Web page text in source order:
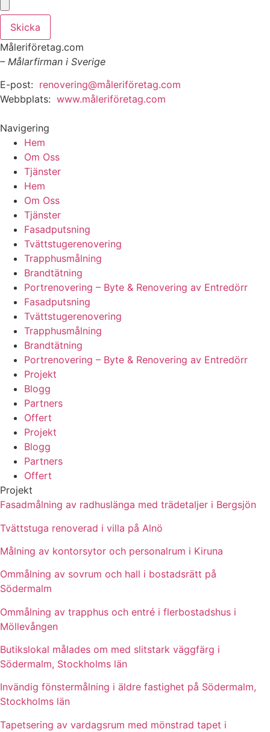
Skicka
Måleriföretag.com
– Målarfirman i Sverige
E-post: renovering@måleriföretag.com
Webbplats: www.måleriföretag.com
Navigering
Hem
Om Oss
Tjänster
Hem
Om Oss
Tjänster
Fasadputsning
Tvättstugerenovering
Trapphusmålning
Brandtätning
Portrenovering – Byte & Renovering av Entredörr
Fasadputsning
Tvättstugerenovering
Trapphusmålning
Brandtätning
Portrenovering – Byte & Renovering av Entredörr
Projekt
Blogg
Partners
Offert
Projekt
Blogg
Partners
Offert
Projekt
Fasadmålning av radhuslänga med trädetaljer i Bergsjön
Tvättstuga renoverad i villa på Alnö
Målning av kontorsytor och personalrum i Kiruna
Ommålning av sovrum och hall i bostadsrätt på
Södermalm
Ommålning av trapphus och entré i flerbostadshus i
Möllevången
Butikslokal målades om med slitstark väggfärg i
Södermalm, Stockholms län
Invändig fönstermålning i äldre fastighet på Södermalm,
Stockholms län
Tapetsering av vardagsrum med mönstrad tapet i